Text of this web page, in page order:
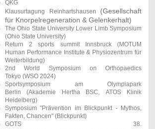
QKG
Klausurtagung Reinhartshausen (Gesellschaft
für Knorpelregeneration & Gelenkerhalt)
The Ohio State University Lower Limb Symposium
(Ohio State University)
Return 2 sports summit Innsbruck (MOTUM
Human Performance Institute & Physiozentrum für
Weiterbildung)
2nd World Symposium on Orthopaedics
Tokyo (WSO 2024)
Sportsymposium am Olympiapark
Berlin(Akademie Hertha BSC, ATOS Klinik
Heidelberg)
Symposium "Prävention im Blickpunkt - Mythos,
Fakten, Chancen" (Blickpunkt)
GOTS 38.